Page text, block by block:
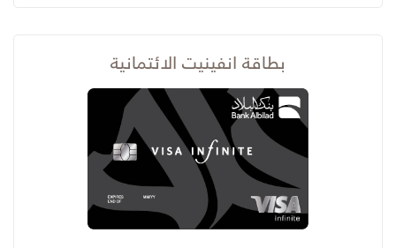
بطاقة انفينيت الائتمانية